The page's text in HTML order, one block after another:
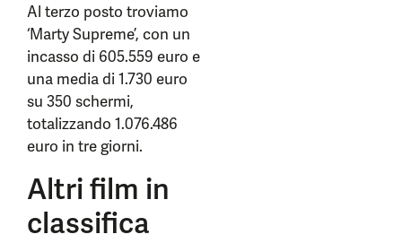
Al terzo posto troviamo
‘Marty Supreme’, con un
incasso di 605.559 euro e
una media di 1.730 euro
su 350 schermi,
totalizzando 1.076.486
euro in tre giorni.
Altri film in
classifica